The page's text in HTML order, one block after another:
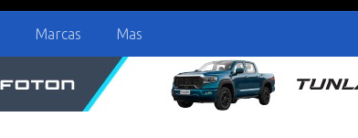
Marcas Mas